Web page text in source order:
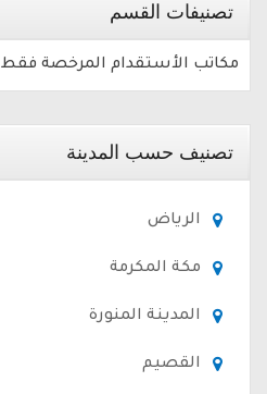
تصنيفات القسم
مكاتب الأستقدام المرخصة فقط
تصنيف حسب المدينة
الرياض
مكة المكرمة
المدينة المنورة
القصيم